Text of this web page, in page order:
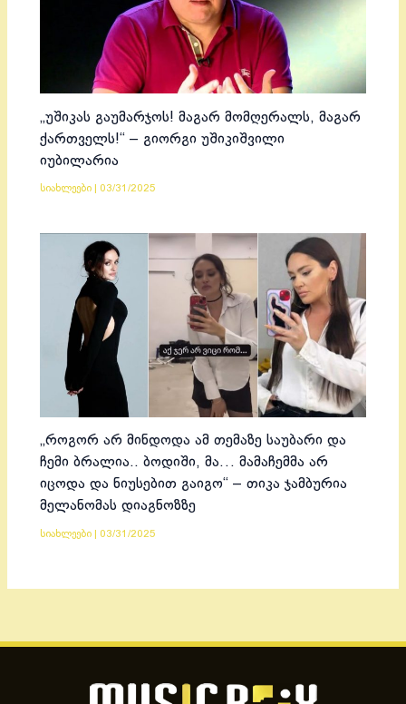
„უშიკას გაუმარჯოს! მაგარ მომღერალს, მაგარ
ქართველს!“ – გიორგი უშიკიშვილი
იუბილარია
სიახლეები 03/31/2025
„როგორ არ მინდოდა ამ თემაზე საუბარი და
ჩემი ბრალია.. ბოდიში, მა… მამაჩემმა არ
იცოდა და ნიუსებით გაიგო“ – თიკა ჯამბურია
მელანომას დიაგნოზზე
სიახლეები 03/31/2025